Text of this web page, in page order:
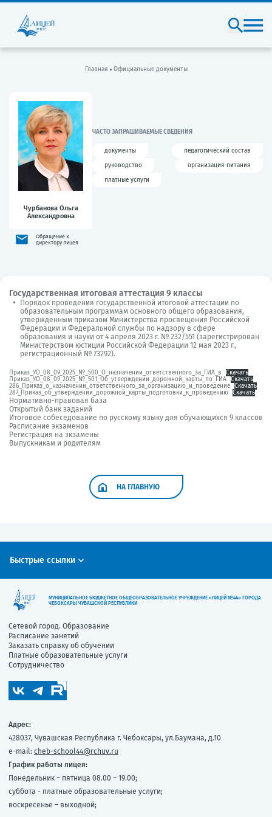
Главная Официальные документы
Чурбанова Ольга
Александровна
Обращение к
директору лицея
ЧАСТО ЗАПРАШИВАЕМЫЕ СВЕДЕНИЯ
документы
педагогический состав
руководство
организация питания
платные услуги
Государственная итоговая аттестация 9 классы
Порядок проведения государственной итоговой аттестации по
образовательным программам основного общего образования,
утвержденным приказом Министерства просвещения Российской
Федерации и Федеральной службы по надзору в сфере
образования и науки от 4 апреля 2023 г. № 232/551 (зарегистрирован
Министерством юстиции Российской Федерации 12 мая 2023 г.,
регистрационный № 73292).
Приказ_УО_08_09_2025_№_500_О_назначении_ответственного_за_ГИА_в
Скачать
Приказ_УО_08_09_2025_№_501_Об_утверждении_дорожной_карты_по_ГИА Скачать
286_Приказ_о_назначении_ответственного_за_организацию_и_проведение Скачать
287_Приказ_об_утверждении_дорожной_карты_подготовки_к_проведению Скачать
Нормативно-правовая база
Открытый банк заданий
Итоговое собеседование по русскому языку для обучающихся 9 классов
Расписание экзаменов
Регистрация на экзамены
Выпускникам и родителям
НА ГЛАВНУЮ
Быстрые ссылки
МУНИЦИПАЛЬНОЕ БЮДЖЕТНОЕ ОБЩЕОБРАЗОВАТЕЛЬНОЕ УЧРЕЖДЕНИЕ «ЛИЦЕЙ №44» ГОРОДА
ЧЕБОКСАРЫ ЧУВАШСКОЙ РЕСПУБЛИКИ
Сетевой город. Образование
Расписание занятий
Заказать справку об обучении
Платные образовательные услуги
Сотрудничество
Адрес:
428037, Чувашская Республика г. Чебоксары, ул.Баумана, д.10
e-mail: cheb-school44@rchuv.ru
График работы лицея:
Понедельник – пятница 08.00 – 19.00;
суббота - платные образовательные услуги;
воскресенье – выходной;